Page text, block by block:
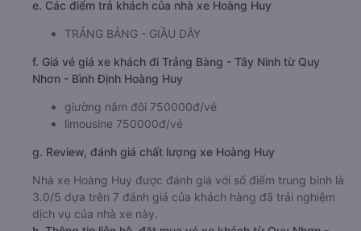
c. Lộ trình, giờ khởi hành và giờ kết thúc của xe khách
Hoàng Huy
Giờ xuất phát ở Quy Nhơn - Bình Định: 15:50
Giờ đến nơi ở Trảng Bàng - Tây Ninh: 05:02
Thời gian chạy từ Quy Nhơn - Bình Định đi Trảng
giờ
d. Các điểm đón khách của nhà xe Hoàng Huy
Thành phố Quy Nhơn